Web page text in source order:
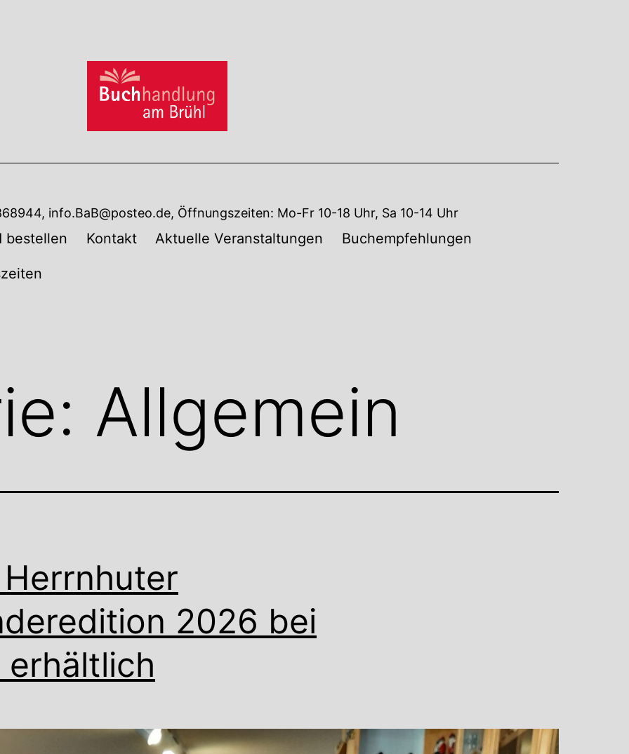
info.BaB@posteo.de, Öffnungszeiten: Mo-Fr 10-18 Uhr, Sa 10-14 Uhr
bestellen Kontakt Aktuelle Veranstaltungen Buchempfehlungen
Allgemein
2026 bei
erhältlich